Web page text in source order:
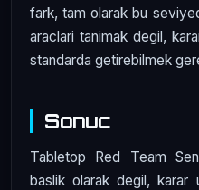
fark, tam olarak bu
araclari tanimak degil,
standarda getirebilmek
Sonuc
Tabletop Red Team
baslik olarak degil,